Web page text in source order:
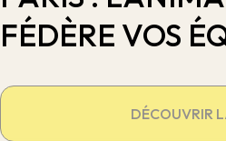
FÉDÈRE VOS
DÉCOUVRIR